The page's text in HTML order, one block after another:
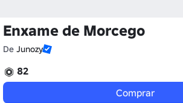
Enxame de Morcego
De Junozy
82
Comprar